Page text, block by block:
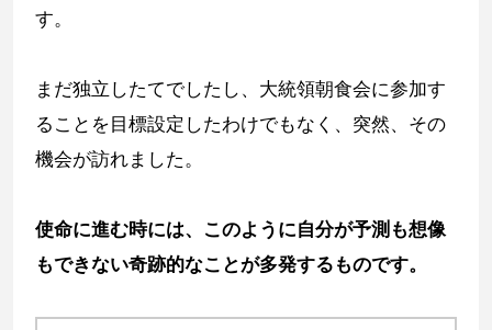
す。
まだ独立したてでしたし、大統領朝食会に参加す
ることを目標設定したわけでもなく、突然、その
機会が訪れました。
使命に進む時には、このように自分が予測も想像
もできない奇跡的なことが多発するものです。